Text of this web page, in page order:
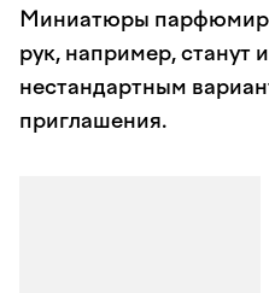
Миниатюры
рук, например, станут
нестандартным
приглашения.